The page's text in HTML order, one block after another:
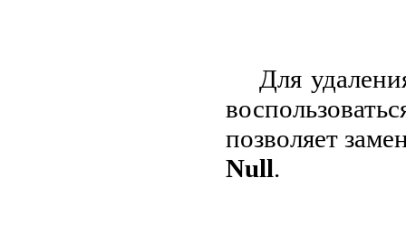
Для
позволяет
Null.